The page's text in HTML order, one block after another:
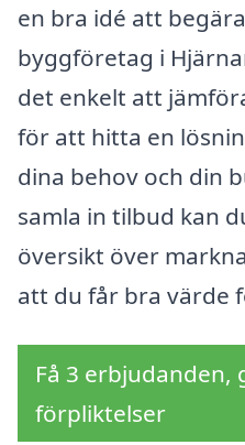
en bra idé att
byggföretag i
det enkelt att
för att hitta en
dina behov och din
samla in tilbud kan
översikt över
att du får bra värde
Få 3 erbjudanden,
förpliktelser